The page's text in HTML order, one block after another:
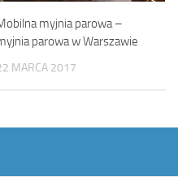
myjnia parowa –
parowa w Warszawie
MARCA 2017